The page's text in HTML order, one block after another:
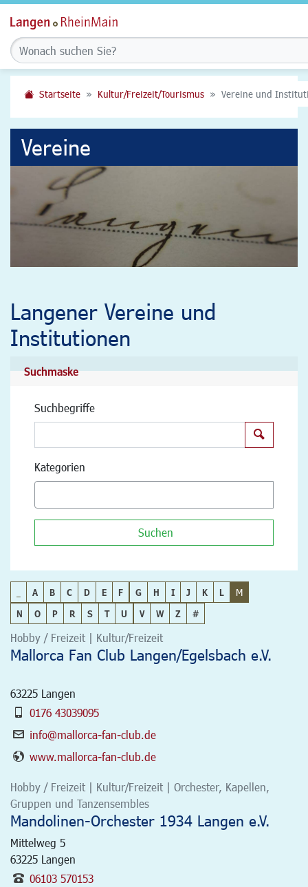
Startseite Kultur/Freizeit/Tourismus Vereine und
Vereine
Langener Vereine und
Institutionen
Suchmaske
Suchbegriffe
Kategorien
Suchen
A B C D E F G H I J K L
M
N
O P R S T U V W Z #
Hobby / Freizeit | Kultur/Freizeit
Mallorca Fan Club Langen/Egelsbach e.V.
63225 Langen
0176 43039095
info@mallorca-fan-club.de
www.mallorca-fan-club.de
Hobby / Freizeit | Kultur/Freizeit | Orchester, Kapellen,
Gruppen und Tanzensembles
Mandolinen-Orchester 1934 Langen e.V.
Mittelweg 5
63225 Langen
06103 570153